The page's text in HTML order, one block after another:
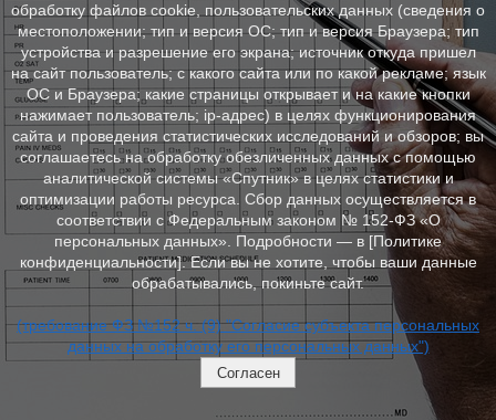
обработку файлов cookie, пользовательских данных (сведения о
местоположении; тип и версия ОС; тип и версия Браузера; тип
устройства и разрешение его экрана; источник откуда пришел
на сайт пользователь; с какого сайта или по какой рекламе; язык
ОС и Браузера; какие страницы открывает и на какие кнопки
нажимает пользователь; ip-адрес) в целях функционирования
сайта и проведения статистических исследований и обзоров; вы
соглашаетесь на обработку обезличенных данных с помощью
аналитической системы «Спутник» в целях статистики и
оптимизации работы ресурса. Сбор данных осуществляется в
соответствии с Федеральным законом № 152‑ФЗ «О
персональных данных». Подробности — в [Политике
конфиденциальности]. Если вы не хотите, чтобы ваши данные
обрабатывались, покиньте сайт.
(требование ФЗ №152 ч. (9) "Согласие субъекта персональных
данных на обработку его персональных данных")
Согласен